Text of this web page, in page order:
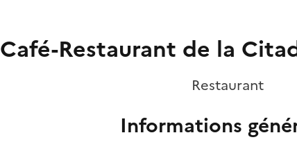
Café-Restaurant de la
Restaurant
Informations